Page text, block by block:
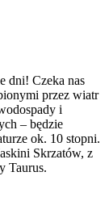
dni! Czeka nas
przez wiatr
i
– będzie
ok. 10 stopni.
Skrzatów, z
Taurus.